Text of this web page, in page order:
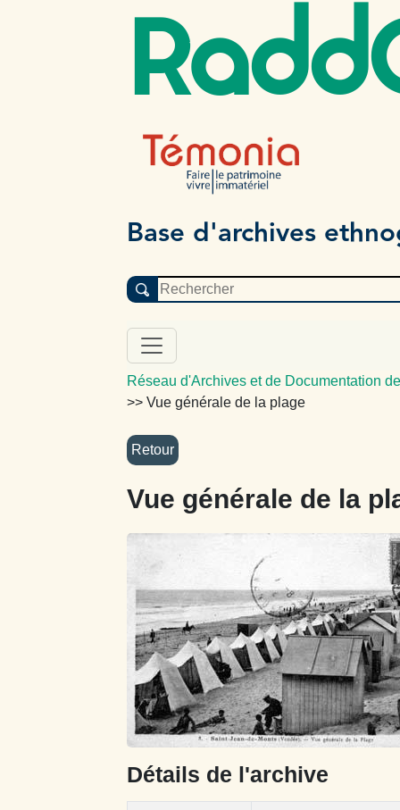
Base d'archives
Réseau d'Archives et de Documentation
>> Vue générale de la plage
Vue générale de la
Détails de l'archive